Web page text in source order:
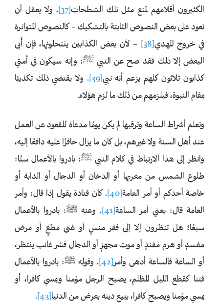
الكثيرون أقلامهم لمنع مثل تلك الشطحات[37]
. ولا يعقل أن
نعود على بعض النصوص الثابتة بالتشكيك – كالنصوص المتواترة
في خروج المهدي[38]
– لأن بعض الكذابين ينتحلونها، فإن أَبى
البعض إلا ذلك فقد صح عن النبي ﷺ: وإنه سيكون في أمتي
كذابون ثلاثون كلهم يزعم أنه نبي[39]
. ولا يقتضي ذلك تكذيبًا
بمقام النبوة، فيلزمهم من ذلك ما لزم هؤلاء.
وتعلم أشراط الساعة وترقبها لم يكن يومًا مدعاة للقعود عن العمل
عند أهل السنة ولا غيرهم، بل كان ما يزال حافزًا عليه دافعًا إليه،
وانظر إلى هذا الارتباط في كلام النبي ﷺ: ‌بادروا بالأعمال ستًا:
طلوع الشمس من مغربها أو الدخان أو الدجال أو الدابة أو
‌خاصة أحدكم أو أمر العامة[40]
. كان قتادة يقول إذا قال: وأمر
العامة قال: يعني أمر الساعة[41]
. ‌وعنه ﷺ: بادروا ‌بالأعمال
‌سبعًا؛ هل تنظرون إلا إلى فقر منسٍ أو غنى مطغٍ أو مرض
مفسدٍ أو هرم مفندٍ أو موت مجهزٍ أو الدجال فشر غائب ينتظر،
أو الساعة فالساعة أدهى وأمر[42]
. وقوله ﷺ: بادروا بالأعمال
فتنا كقطع الليل المظلم، يصبح الرجل مؤمنا ويمسي كافرا، أو
يمسي مؤمنا ويصبح كافرا، يبيع دينه بعرض من الدنيا[43]
.